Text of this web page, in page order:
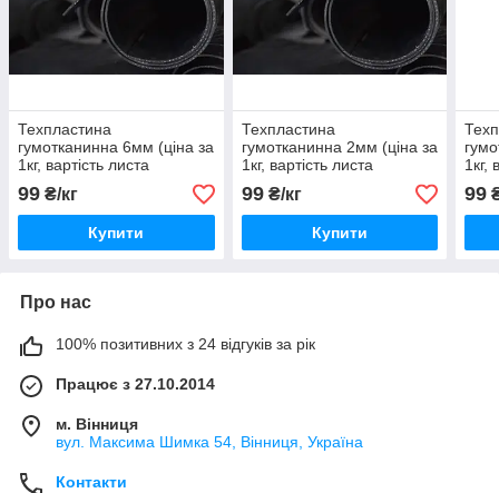
Техпластина
гумотканинна 6мм (ціна за
1кг, вартість листа
уточнюйте)
99 ₴/кг
Купити
Техпластина
гумотканинна 2мм (ціна за
1кг, вартість листа
уточнюйте)
99₴/кг
Купити
1кг,
99
Про нас
100% позитивних з 24 відгуків за рік
Працює з 27.10.2014
м. Вінниця
вул. Максима Шимка 54, Вінниця, Україна
Контакти